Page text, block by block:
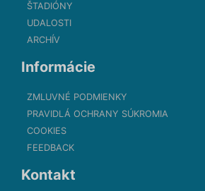
ŠTADIÓNY
UDALOSTI
ARCHÍV
Informácie
ZMLUVNÉ PODMIENKY
PRAVIDLÁ OCHRANY SÚKROMIA
COOKIES
FEEDBACK
Kontakt